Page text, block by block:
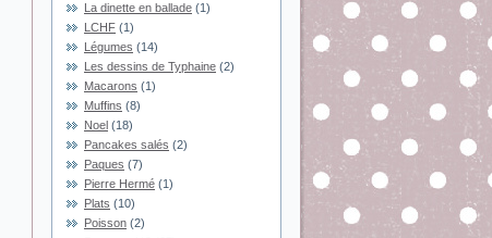
La dinette en ballade (1)
LCHF (1)
Légumes (14)
Les dessins de Typhaine (2)
Macarons (1)
Muffins (8)
Noel (18)
Pancakes salés (2)
Paques (7)
Pierre Hermé (1)
Plats (10)
Poisson (2)